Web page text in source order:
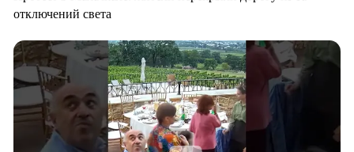
отключений света